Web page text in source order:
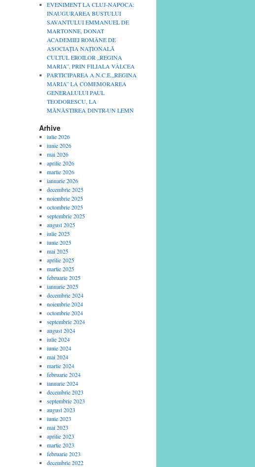
EVENIMENT LA CLUJ-NAPOCA:
INAUGURAREA BUSTULUI
SAVANTULUI EMMANUEL DE
MARTONNE, DONAT
ACADEMIEI ROMÂNE DE
ASOCIAȚIA NAȚIONALĂ
CULTUL EROILOR „REGINA
MARIA”, PRIN FILIALA VÂLCEA
PARTICIPAREA A.N.C.E.„REGINA
MARIA” LA COMEMORAREA
GENERALULUI PAUL
TEODORESCU, LA
MĂNĂSTIREA DINTR-UN LEMN
Arhive
iulie 2026
iunie 2026
mai 2026
aprilie 2026
martie 2026
ianuarie 2026
decembrie 2025
noiembrie 2025
octombrie 2025
septembrie 2025
august 2025
iulie 2025
iunie 2025
mai 2025
aprilie 2025
martie 2025
februarie 2025
ianuarie 2025
decembrie 2024
noiembrie 2024
octombrie 2024
septembrie 2024
august 2024
iulie 2024
iunie 2024
mai 2024
martie 2024
februarie 2024
ianuarie 2024
decembrie 2023
septembrie 2023
august 2023
iunie 2023
mai 2023
aprilie 2023
martie 2023
februarie 2023
decembrie 2022